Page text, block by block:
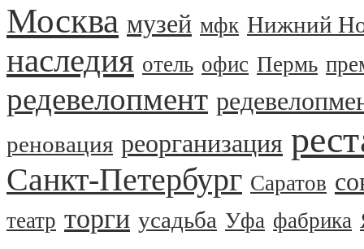
Москва музей мфк Нижний
наследия отель офис Пермь
редевелопмент
реновация реорганизация
Санкт-Петербург Саратов
театр торги усадьба Уфа фабрика